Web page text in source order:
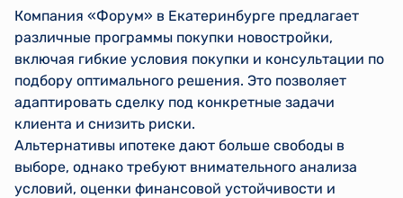
Компания «Форум» в Екатеринбурге предлагает
различные программы покупки новостройки,
включая гибкие условия покупки и консультации по
подбору оптимального решения. Это позволяет
адаптировать сделку под конкретные задачи
клиента и снизить риски.
Альтернативы ипотеке дают больше свободы в
выборе, однако требуют внимательного анализа
условий, оценки финансовой устойчивости и